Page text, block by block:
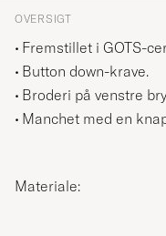
OVERSIGT
Fremstillet i GOTS-
Button down-krave.
Broderi på venstre
Manchet med en
Materiale: